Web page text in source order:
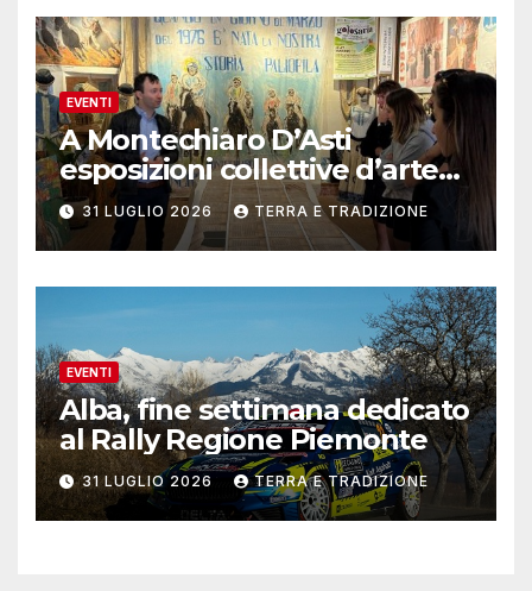
EVENTI
A Montechiaro D’Asti
esposizioni collettive d’arte
contemporanea
31 LUGLIO 2026 TERRA E TRADIZIONE
EVENTI
Alba, fine settimana dedicato
al Rally Regione Piemonte
31 LUGLIO 2026 TERRA E TRADIZIONE